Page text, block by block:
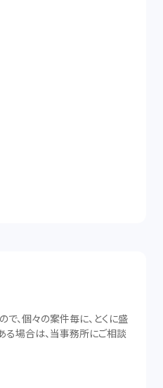
で、個々の案件毎に、とくに盛
場合は、当事務所にご相談